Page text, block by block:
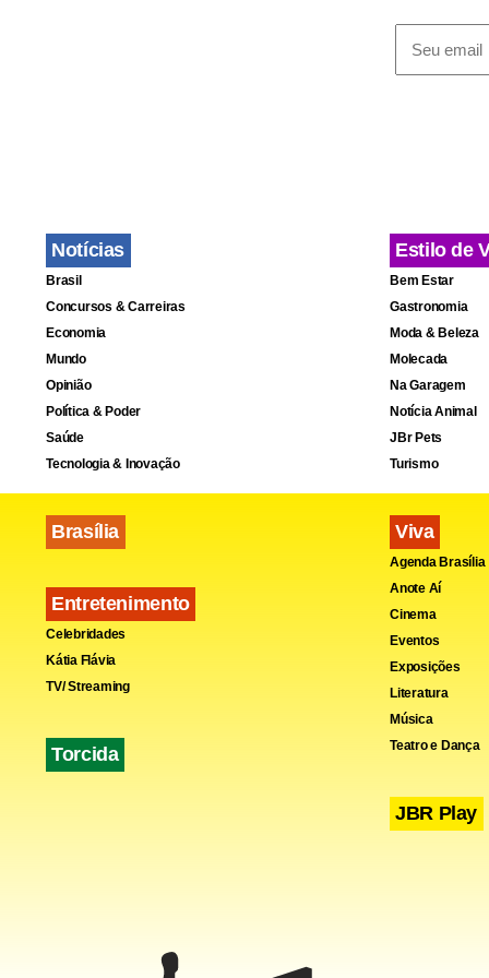
Notícias
Brasil
Concursos & Carreiras
Economia
Mundo
Opinião
Política & Poder
Saúde
Tecnologia & Inovação
Brasília
Entretenimento
Celebridades
Kátia Flávia
TV/ Streaming
Torcida
Estilo de
Bem Estar
Gastronomia
Moda & Beleza
Molecada
Na Garagem
Notícia Animal
JBr Pets
Turismo
Viva
Agenda Brasília
Anote Aí
Cinema
Eventos
Exposições
Literatura
Música
Teatro e Dança
JBR Play